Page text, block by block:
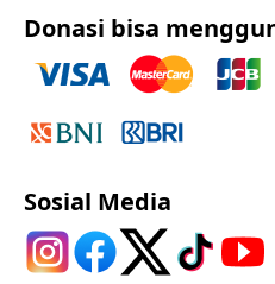
Donasi bisa
Sosial Media